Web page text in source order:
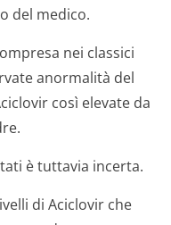
del medico.
nei classici
anormalità del
così elevate da
è tuttavia incerta.
di Aciclovir che